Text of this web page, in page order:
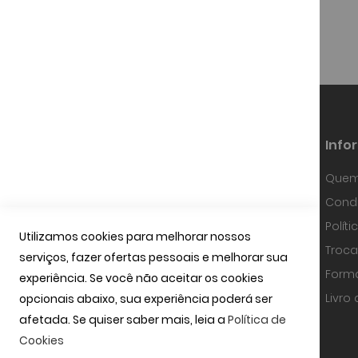
contínua evolução, investindo em
equipamentos de alta precisão, na
tecnologia óptica mais avançada e
uma equipa com técnicos
especializados.
Livro
Utilizamos cookies para melhorar nossos
serviços, fazer ofertas pessoais e melhorar sua
experiência. Se você não aceitar os cookies
opcionais abaixo, sua experiência poderá ser
afetada. Se quiser saber mais, leia a Política de
Cookies